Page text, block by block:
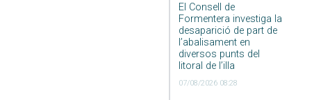
El Consell de
Formentera investiga la
desaparició de part de
l’abalisament en
diversos punts del
litoral de l’illa
07/08/2026 08:28